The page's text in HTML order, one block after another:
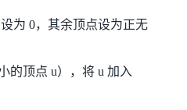
为 0，其余顶点设为正无
的顶点 u），将 u 加入